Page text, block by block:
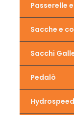
Passerelle
Sacche e
Sacchi
Pedalò
Hydrospeed